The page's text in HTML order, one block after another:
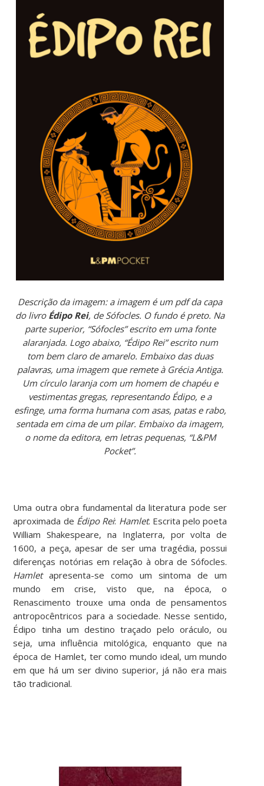
Descrição da imagem: a imagem é um pdf da capa
do livro Édipo Rei, de Sófocles. O fundo é preto. Na
parte superior, “Sófocles” escrito em uma fonte
alaranjada. Logo abaixo, “Édipo Rei” escrito num
tom bem claro de amarelo. Embaixo das duas
palavras, uma imagem que remete à Grécia Antiga.
Um círculo laranja com um homem de chapéu e
vestimentas gregas, representando Édipo, e a
esfinge, uma forma humana com asas, patas e rabo,
sentada em cima de um pilar. Embaixo da imagem,
o nome da editora, em letras pequenas, “L&PM
Pocket”.
Uma outra obra fundamental da literatura pode ser
aproximada de Édipo Rei: Hamlet. Escrita pelo poeta
William Shakespeare, na Inglaterra, por volta de
1600, a peça, apesar de ser uma tragédia, possui
diferenças notórias em relação à obra de Sófocles.
Hamletapresenta-se como um sintoma de um
mundo em crise, visto que, na época, o
Renascimento trouxe uma onda de pensamentos
antropocêntricos para a sociedade. Nesse sentido,
Édipo tinha um destino traçado pelo oráculo, ou
seja, uma influência mitológica, enquanto que na
época de Hamlet, ter como mundo ideal, um mundo
em que há um ser divino superior, já não era mais
tão tradicional.